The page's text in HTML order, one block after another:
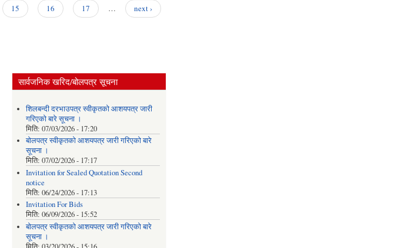
15 16 17 …
next ›
सार्वजनिक खरिद/बोलपत्र सूचना
शिलबन्दी दरभाउपत्र स्वीकृतको आशयपत्र जारी
गरिएको बारे सूचना ।
मिति: 07/03/2026 - 17:20
बोलपत्र स्वीकृतको आशयपत्र जारी गरिएको बारे
सूचना ।
मिति: 07/02/2026 - 17:17
Invitation for Sealed Quotation Second
notice
मिति: 06/24/2026 - 17:13
Invitation For Bids
मिति: 06/09/2026 - 15:52
बोलपत्र स्वीकृतको आशयपत्र जारी गरिएको बारे
सूचना ।